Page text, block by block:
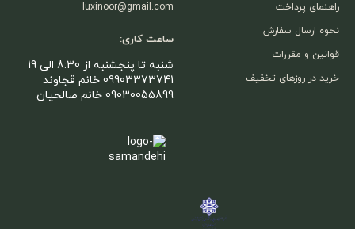
راهنمای پرداخت
نحوه ارسال سفارش
قوانین و مقررات
خرید در روزهای تخفیف
luxinoor@gmail.com
ساعت کاری:
شنبه تا پنجشنبه از 8:30 الی 19
09903373741 خانم قجاوند
09030055899 خانم صالحیان